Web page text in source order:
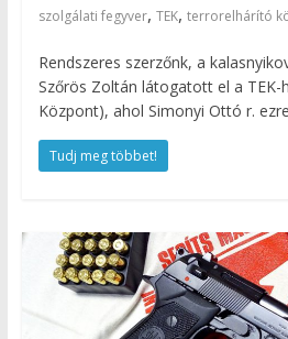
szolgálati fegyver, TEK, terrorelhárító
Rendszeres szerzőnk, a
Szőrös Zoltán látogatott el a TEK-
Központ), ahol Simonyi Ottó r.
Tudj meg többet!